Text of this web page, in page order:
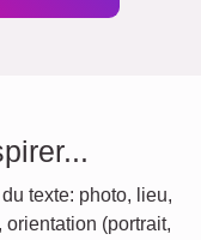
texte: photo, lieu,
(portrait,